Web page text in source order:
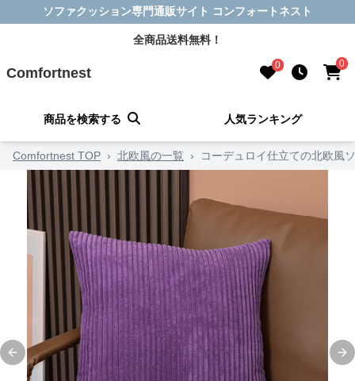
ソファクッション専門通販サイト コンフォートネスト
全商品送料無料！
Comfortnest 0 0
商品を検索する 人気ランキング
Comfortnest TOP › 北欧風の一覧 › コーデュロイ仕立ての北欧風
Previous slide